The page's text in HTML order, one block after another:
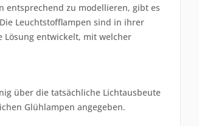
entsprechend zu modellieren, gibt es
Leuchtstofflampen sind in ihrer
entwickelt, mit welcher
über die tatsächliche Lichtausbeute
Glühlampen angegeben.